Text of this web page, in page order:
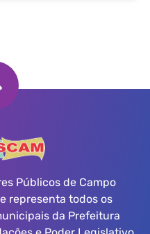
Públicos de Campo
representa todos os
da Prefeitura